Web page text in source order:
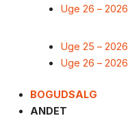
Uge 26 – 2026
Uge 25 – 2026
Uge 26 – 2026
BOGUDSALG
ANDET